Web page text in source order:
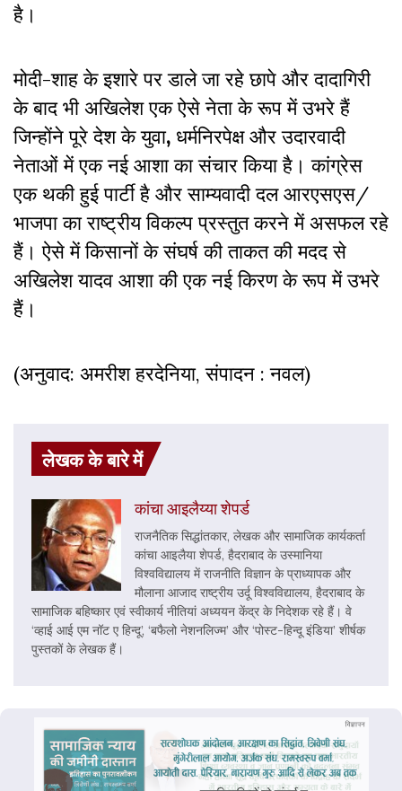
है।
मोदी-शाह के इशारे पर डाले जा रहे छापे और दादागिरी
के बाद भी अखिलेश एक ऐसे नेता के रूप में उभरे हैं
जिन्होंने पूरे देश के युवा, धर्मनिरपेक्ष और उदारवादी
नेताओं में एक नई आशा का संचार किया है। कांग्रेस
एक थकी हुई पार्टी है और साम्यवादी दल आरएसएस/
भाजपा का राष्ट्रीय विकल्प प्रस्तुत करने में असफल रहे
हैं। ऐसे में किसानों के संघर्ष की ताकत की मदद से
अखिलेश यादव आशा की एक नई किरण के रूप में उभरे
हैं।
(अनुवाद: अमरीश हरदेनिया, संपादन : नवल)
लेखक के बारे में
कांचा आइलैय्या शेपर्ड
राजनैतिक सिद्धांतकार, लेखक और सामाजिक कार्यकर्ता
कांचा आइलैया शेपर्ड, हैदराबाद के उस्मानिया
विश्वविद्यालय में राजनीति विज्ञान के प्राध्यापक और
मौलाना आजाद राष्ट्रीय उर्दू विश्वविद्यालय, हैदराबाद के
सामाजिक बहिष्कार एवं स्वीकार्य नीतियां अध्ययन केंद्र के निदेशक रहे हैं। वे
‘व्हाई आई एम नॉट ए हिन्दू’, ‘बफैलो नेशनलिज्म’ और ‘पोस्ट-हिन्दू इंडिया’ शीर्षक
पुस्तकों के लेखक हैं।